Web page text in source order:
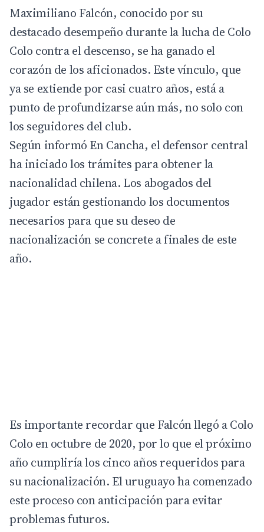
Maximiliano Falcón, conocido por su
destacado desempeño durante la lucha de Colo
Colo contra el descenso, se ha ganado el
corazón de los aficionados. Este vínculo, que
ya se extiende por casi cuatro años, está a
punto de profundizarse aún más, no solo con
los seguidores del club.
Según informó En Cancha, el defensor central
ha iniciado los trámites para obtener la
nacionalidad chilena. Los abogados del
jugador están gestionando los documentos
necesarios para que su deseo de
nacionalización se concrete a finales de este
año.
Es importante recordar que Falcón llegó a Colo
Colo en octubre de 2020, por lo que el próximo
año cumpliría los cinco años requeridos para
su nacionalización. El uruguayo ha comenzado
este proceso con anticipación para evitar
problemas futuros.